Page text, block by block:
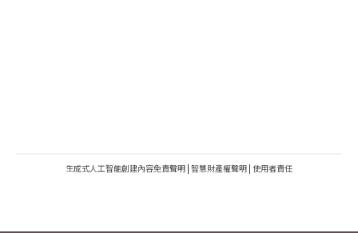
生成式人工智能創建內容免責聲明 | 智慧財產權聲明 | 使用者責任